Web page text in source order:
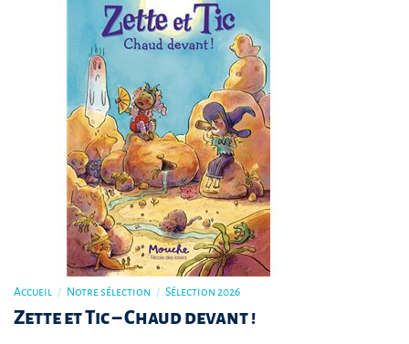
Accueil / Notre sélection / Sélection 2026
Zette et Tic – Chaud devant !